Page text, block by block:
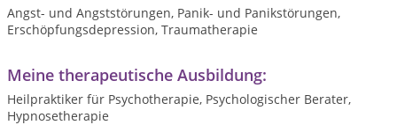
Angst- und Angststörungen, Panik- und Panikstörungen,
Erschöpfungsdepression, Traumatherapie
Meine therapeutische Ausbildung:
Heilpraktiker für Psychotherapie, Psychologischer Berater,
Hypnosetherapie